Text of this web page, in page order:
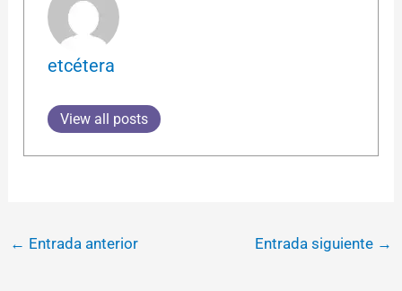
etcétera
View all posts
← Entrada anterior Entrada siguiente →